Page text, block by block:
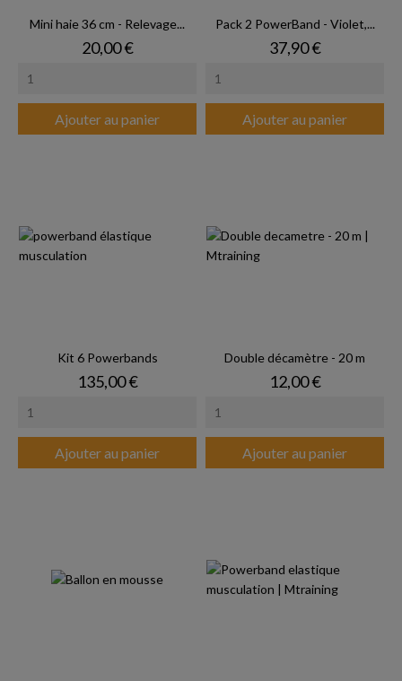
Mini haie 36 cm - Relevage...
Prix
20,00 €
Ajouter au panier
Pack 2 PowerBand - Violet,...
Prix
37,90 €
Ajouter au panier
Kit 6 Powerbands
Prix
135,00 €
Ajouter au panier
Double décamètre - 20 m
Prix
12,00 €
Ajouter au panier